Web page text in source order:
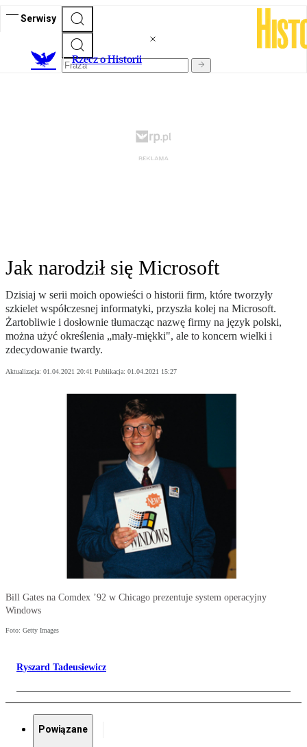
Serwisy
Rzecz o Historii
Jak narodził się Microsoft
Dzisiaj w serii moich opowieści o historii firm, które tworzyły
szkielet współczesnej informatyki, przyszła kolej na Microsoft.
Żartobliwie i dosłownie tłumacząc nazwę firmy na język polski,
można użyć określenia „mały-miękki", ale to koncern wielki i
zdecydowanie twardy.
Aktualizacja: 01.04.2021 20:41 Publikacja: 01.04.2021 15:27
Bill Gates na Comdex ’92 w Chicago prezentuje system operacyjny
Windows
Foto: Getty Images
Ryszard Tadeusiewicz
Powiązane